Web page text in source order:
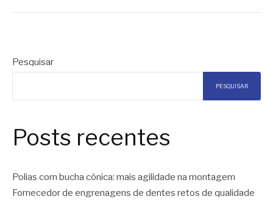
Pesquisar
PESQUISAR
Posts recentes
Polias com bucha cônica: mais agilidade na montagem
Fornecedor de engrenagens de dentes retos de qualidade